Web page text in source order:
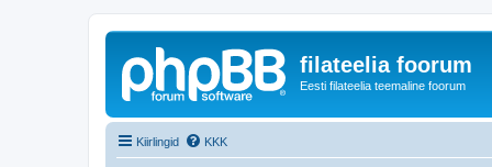
filateelia foorum
Eesti filateelia teemaline foorum
Kiirlingid KKK